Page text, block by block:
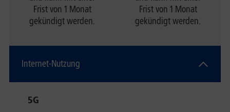
Frist von 1 Monat
gekündigt werden.
Frist von 1 Monat
gekündigt werden.
Internet-Nutzung
5G